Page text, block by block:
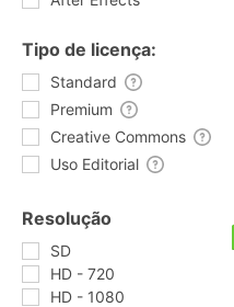
Tipo de licença:
Standard
Premium
Creative Commons
Uso Editorial
Resolução
SD
HD - 720
HD - 1080